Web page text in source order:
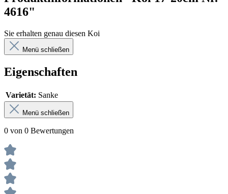
4616"
Sie erhalten genau diesen Koi
Menü schließen
Eigenschaften
Varietät: Sanke
Menü schließen
0 von 0 Bewertungen